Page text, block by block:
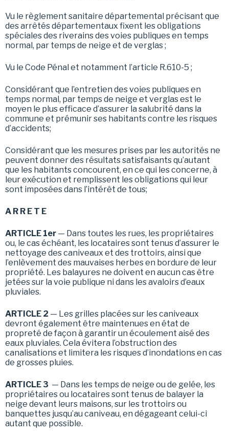
Vu le règlement sanitaire départemental précisant que
des arrêtés départementaux fixent les obligations
spéciales des riverains des voies publiques en temps
normal, par temps de neige et de verglas ;
Vu le Code Pénal et notamment l’article R.610-5 ;
Considérant que l’entretien des voies publiques en
temps normal, par temps de neige et verglas est le
moyen le plus efficace d’assurer la salubrité dans la
commune et prémunir ses habitants contre les risques
d’accidents;
Considérant que les mesures prises par les autorités ne
peuvent donner des résultats satisfaisants qu’autant
que les habitants concourent, en ce qui les concerne, à
leur exécution et remplissent les obligations qui leur
sont imposées dans l’intérêt de tous;
A R R E T E
ARTICLE 1er — Dans toutes les rues, les propriétaires
ou, le cas échéant, les locataires sont tenus d’assurer le
nettoyage des caniveaux et des trottoirs, ainsi que
l’enlèvement des mauvaises herbes en bordure de leur
propriété. Les balayures ne doivent en aucun cas être
jetées sur la voie publique ni dans les avaloirs d’eaux
pluviales.
ARTICLE 2 — Les grilles placées sur les caniveaux
devront également être maintenues en état de
propreté de façon à garantir un écoulement aisé des
eaux pluviales. Cela évitera l’obstruction des
canalisations et limitera les risques d’inondations en cas
de grosses pluies.
ARTICLE 3 — Dans les temps de neige ou de gelée, les
propriétaires ou locataires sont tenus de balayer la
neige devant leurs maisons, sur les trottoirs ou
banquettes jusqu’au caniveau, en dégageant celui-ci
autant que possible.